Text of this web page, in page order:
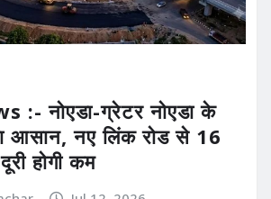
:- नोएडा-ग्रेटर नोएडा के
आसान, नए लिंक रोड से 16
होगी कम